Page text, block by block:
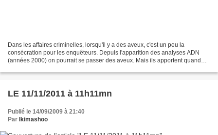
Dans les affaires criminelles, lorsqu'il y a des aveux, c'est un peu la
consécration pour les enquêteurs. Depuis l'apparition des analyses ADN
(années 2000) on pourrait se passer des aveux. Mais ils apportent quand
LE 11/11/2011 à 11h11mn
Publié le 14/09/2009 à 21:40
Par Ikimashoo